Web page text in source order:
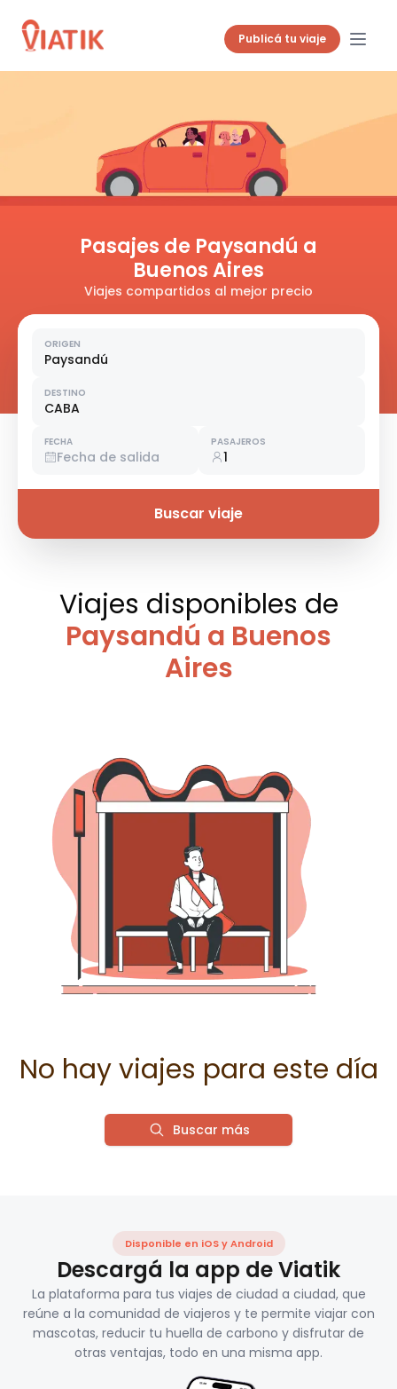
Publicá tu viaje
Pasajes de Paysandú a
Buenos Aires
Viajes compartidos al mejor precio
ORIGEN
Paysandú
DESTINO
CABA
FECHA
Fecha de salida
PASAJEROS
1
Buscar viaje
Viajes disponibles de
Paysandú a Buenos
Aires
No hay viajes para este día
Buscar más
Disponible en iOS y Android
Descargá la app de Viatik
La plataforma para tus viajes de ciudad a ciudad, que
reúne a la comunidad de viajeros y te permite viajar con
mascotas, reducir tu huella de carbono y disfrutar de
otras ventajas, todo en una misma app.